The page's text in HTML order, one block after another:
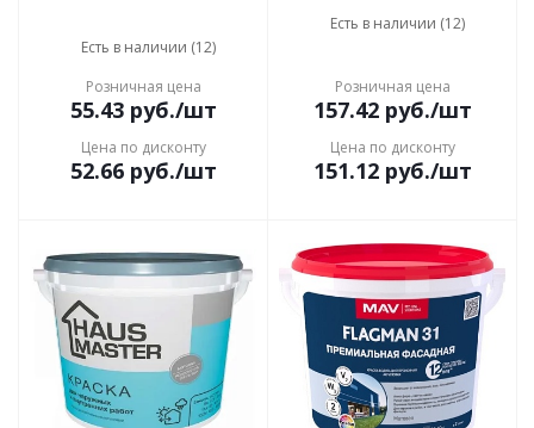
Есть в наличии (12)
Розничная цена
55.43руб./шт
Цена по дисконту
52.66руб./шт
Есть в наличии (12)
Розничная цена
157.42руб./шт
Цена по дисконту
151.12руб./шт